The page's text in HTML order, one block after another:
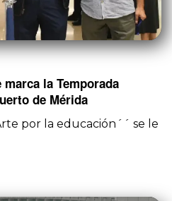
la Temporada
de Mérida
por la educación´´ se le